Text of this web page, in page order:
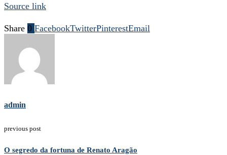
Source link
Share 0 FacebookTwitterPinterestEmail
admin
previous post
O segredo da fortuna de Renato Aragão